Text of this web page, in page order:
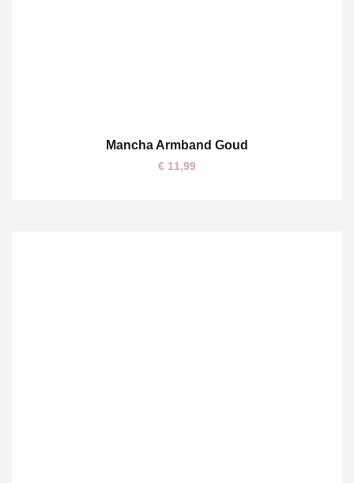
One size
Mancha Armband Goud
€ 11,99